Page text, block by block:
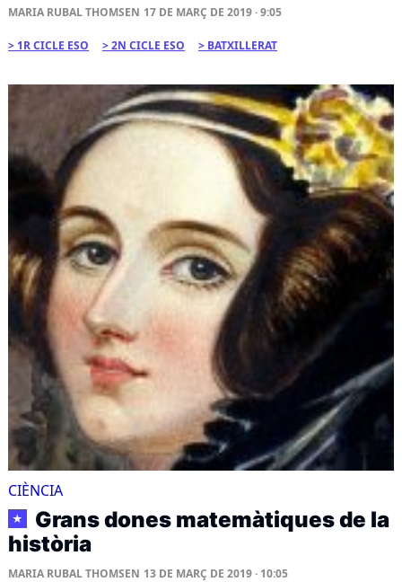
MARIA RUBAL THOMSEN 17 DE MARÇ DE 2019 · 9:05
1R CICLE ESO 2N CICLE ESO BATXILLERAT
CIÈNCIA
★
Grans dones matemàtiques de la
història
MARIA RUBAL THOMSEN 13 DE MARÇ DE 2019 · 10:05